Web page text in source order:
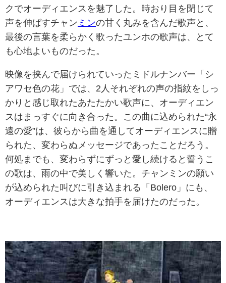
クでオーディエンスを魅了した。時おり目を閉じて
声を伸ばすチャン ミンの甘く丸みを含んだ歌声と、
最後の言葉を柔らかく歌ったユンホの歌声は、とて
も心地よいものだった。
映像を挟んで届けられていったミドルナンバー「シ
アワセ色の花」では、2人それぞれの声の指紋をしっ
かりと感じ取れたあたたかい歌声に、オーディエン
スはまっすぐに向き合った。この曲に込められた“永
遠の愛”は、彼らから曲を通してオーディエンスに贈
られた、変わらぬメッセージであったことだろう。
何処までも、変わらずにずっと愛し続けると誓うこ
の歌は、雨の中で美しく響いた。チャンミンの願い
が込められた叫びに引き込まれる「Bolero」にも、
オーディエンスは大きな拍手を届けたのだった。